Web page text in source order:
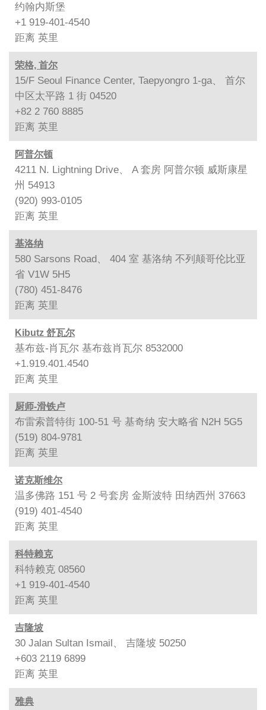
约翰内斯堡
+1 919-401-4540
距离 英里
荣格, 首尔
15/F Seoul Finance Center, Taepyongro 1-ga、 首尔
中区太平路 1 街 04520
+82 2 760 8885
距离 英里
阿普尔顿
4211 N. Lightning Drive、 A 套房 阿普尔顿 威斯康星
州 54913
(920) 993-0105
距离 英里
基洛纳
580 Sarsons Road、 404 室 基洛纳 不列颠哥伦比亚
省 V1W 5H5
(780) 451-8476
距离 英里
Kibutz 舒瓦尔
基布兹-肖瓦尔 基布兹肖瓦尔 8532000
+1.919.401.4540
距离 英里
厨师-滑铁卢
布雷索普特街 100-51 号 基奇纳 安大略省 N2H 5G5
(519) 804-9781
距离 英里
诺克斯维尔
温多佛路 151 号 2 号套房 金斯波特 田纳西州 37663
(919) 401-4540
距离 英里
科特赖克
科特赖克 08560
+1 919-401-4540
距离 英里
吉隆坡
30 Jalan Sultan Ismail、 吉隆坡 50250
+603 2119 6899
距离 英里
雅典